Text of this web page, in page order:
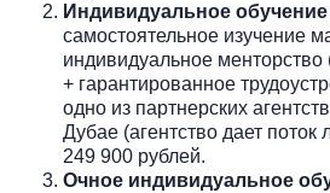
Индивидуальное
самостоятельное изучение
индивидуальное
+ гарантированное
одно из партнерских
Дубае (агентство дает
249 900 рублей.
Очное индивидуальное